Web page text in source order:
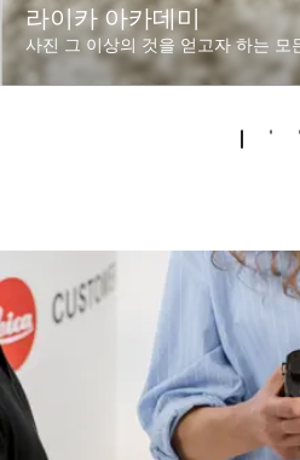
라이카 아카데미
사진 그 이상의 것을 얻고자 하는 모